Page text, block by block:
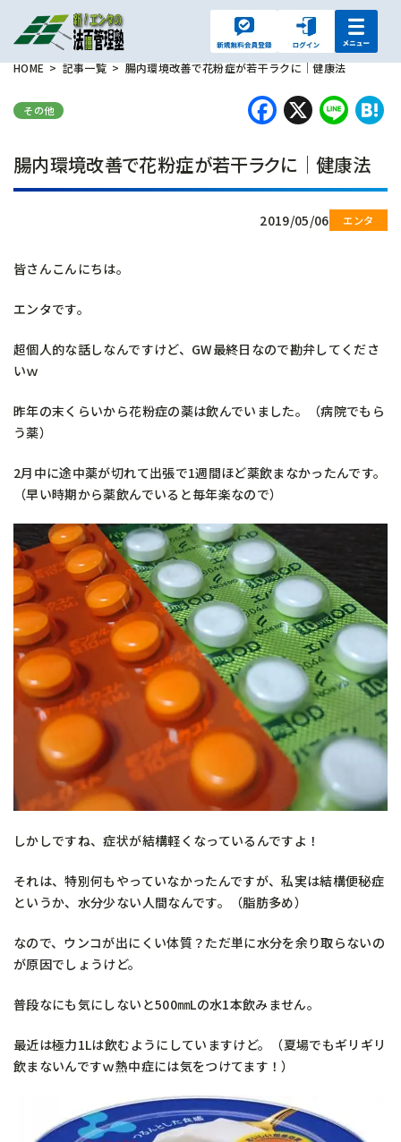
HOME 記事一覧 腸内環境改善で花粉症が若干ラクに｜健康法
その他 X
腸内環境改善で花粉症が若干ラクに｜健康法
2019/05/06
皆さんこんにちは。
エンタです。
超個人的な話しなんですけど、GW最終日なので勘弁してくださ
いｗ
昨年の末くらいから花粉症の薬は飲んでいました。（病院でもら
う薬）
2月中に途中薬が切れて出張で1週間ほど薬飲まなかったんです。
（早い時期から薬飲んでいると毎年楽なので）
しかしですね、症状が結構軽くなっているんですよ！
それは、特別何もやっていなかったんですが、私実は結構便秘症
というか、水分少ない人間なんです。（脂肪多め）
なので、ウンコが出にくい体質？ただ単に水分を余り取らないの
が原因でしょうけど。
普段なにも気にしないと500㎜Lの水1本飲みません。
最近は極力1Lは飲むようにしていますけど。（夏場でもギリギリ
飲まないんですｗ熱中症には気をつけてます！）